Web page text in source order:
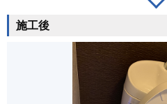
施工後